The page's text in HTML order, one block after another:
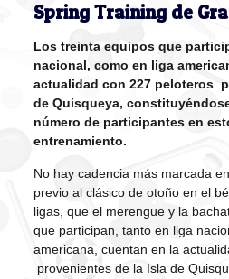
Spring Training de
Los treinta equipos que
nacional, como en liga
actualidad con 227 peloteros
de Quisqueya,
número de participantes en
entrenamiento.
No hay cadencia más marcada
previo al clásico de otoño en el
ligas, que el merengue y la
que participan, tanto en liga
americana, cuentan en la
provenientes de la Isla de